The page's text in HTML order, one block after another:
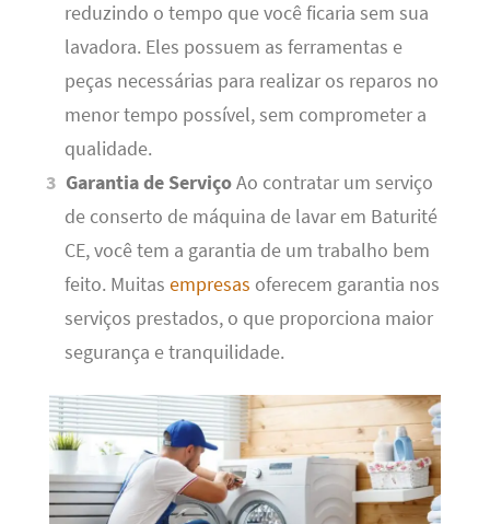
reduzindo o tempo que você ficaria sem sua
lavadora. Eles possuem as ferramentas e
peças necessárias para realizar os reparos no
menor tempo possível, sem comprometer a
qualidade.
Garantia de ServiçoAo contratar um serviço
de conserto de máquina de lavar em Baturité
CE, você tem a garantia de um trabalho bem
feito. Muitas empresas oferecem garantia nos
serviços prestados, o que proporciona maior
segurança e tranquilidade.